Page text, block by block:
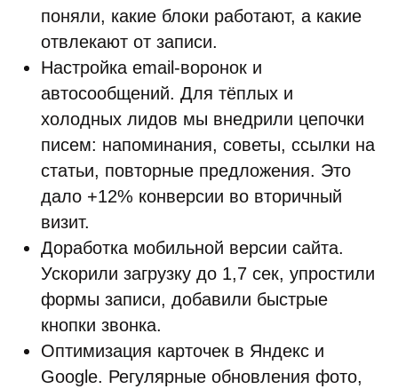
поняли, какие блоки работают, а какие
отвлекают от записи.
Настройка email-воронок и
автосообщений. Для тёплых и
холодных лидов мы внедрили цепочки
писем: напоминания, советы, ссылки на
статьи, повторные предложения. Это
дало +12% конверсии во вторичный
визит.
Доработка мобильной версии сайта.
Ускорили загрузку до 1,7 сек, упростили
формы записи, добавили быстрые
кнопки звонка.
Оптимизация карточек в Яндекс и
Google. Регулярные обновления фото,